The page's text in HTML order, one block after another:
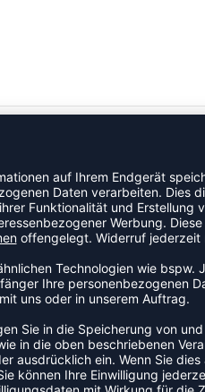
Material Breite Rippbündchen
3D-Optik Ohne Innenfutter